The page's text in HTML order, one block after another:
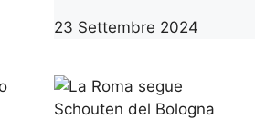
23 Settembre 2024